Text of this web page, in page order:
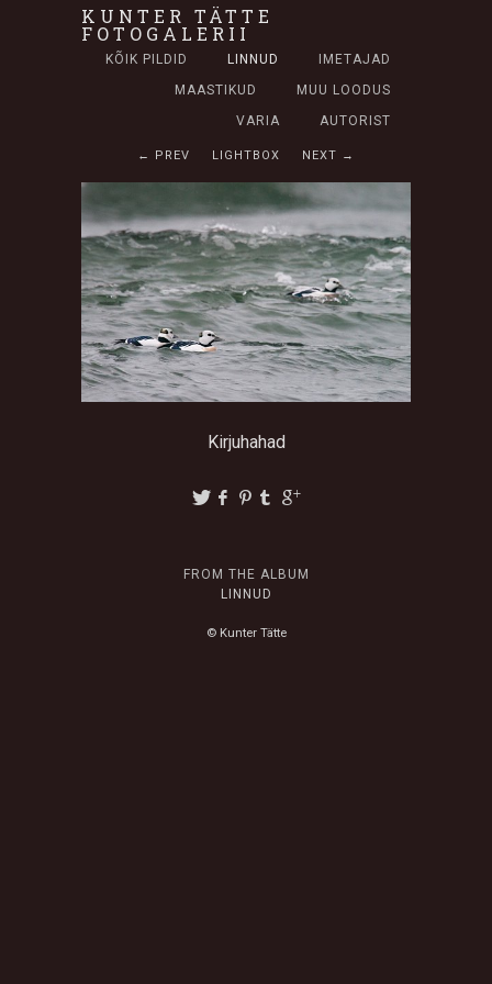
KUNTER TÄTTE
FOTOGALERII
KÕIK PILDID LINNUD
IMETAJAD
MAASTIKUD
MUU LOODUS
VARIA
AUTORIST
← PREV LIGHTBOX NEXT →
Kirjuhahad
FROM THE ALBUM
LINNUD
© Kunter Tätte